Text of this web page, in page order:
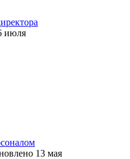
июля
13 мая